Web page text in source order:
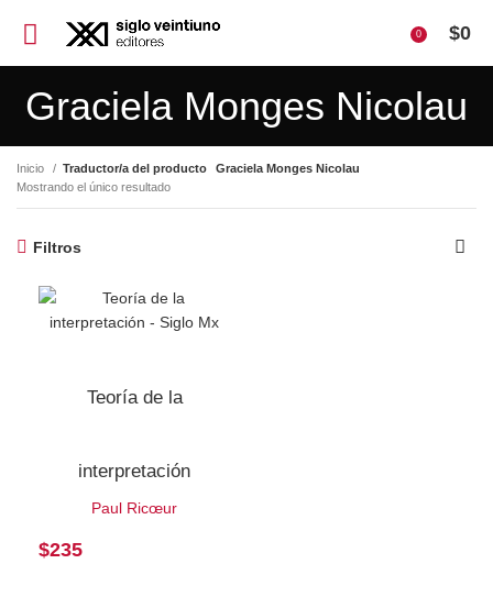
0 $0
Graciela Monges Nicolau
Inicio Traductor/a del producto
Graciela Monges Nicolau
Mostrando el único resultado
Filtros
Teoría de la
interpretación
Paul Ricœur
$235